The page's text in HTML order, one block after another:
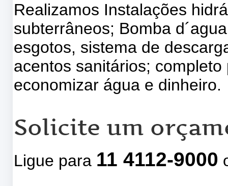
Realizamos Instalações
subterrâneos; Bomba
esgotos, sistema de
acentos sanitários;
economizar água e dinheiro.
Solicite um
Ligue para 11 4112-9000